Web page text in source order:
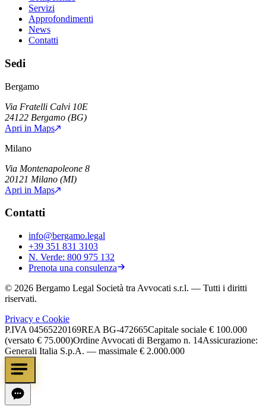
Servizi
Approfondimenti
News
Contatti
Sedi
Bergamo
Via Fratelli Calvi 10E
24122 Bergamo (BG)
Apri in Maps
Milano
Via Montenapoleone 8
20121 Milano (MI)
Apri in Maps
Contatti
info@bergamo.legal
+39 351 831 3103
N. Verde: 800 975 132
Prenota una consulenza
© 2026 Bergamo Legal Società tra Avvocati s.r.l. — Tutti i diritti
riservati.
Privacy e Cookie
P.IVA 04565220169REA BG-472665Capitale sociale € 100.000
(versato € 75.000)Ordine Avvocati di Bergamo n. 14Assicurazione:
Generali Italia S.p.A. — massimale € 2.000.000